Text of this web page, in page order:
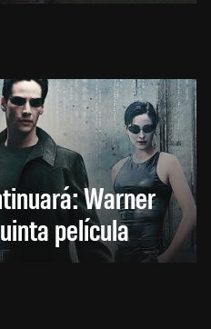
Warner
película